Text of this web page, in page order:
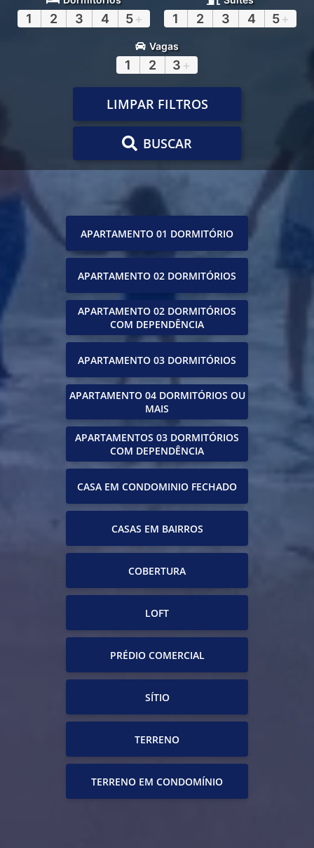
1 2 3 4 5+ 1 2 3 4 5+
Vagas
1 2 3 +
LIMPAR FILTROS
BUSCAR
APARTAMENTO 01 DORMITÓRIO
APARTAMENTO 02 DORMITÓRIOS
APARTAMENTO 02 DORMITÓRIOS
COM DEPENDÊNCIA
APARTAMENTO 03 DORMITÓRIOS
APARTAMENTO 04 DORMITÓRIOS OU
MAIS
APARTAMENTOS 03 DORMITÓRIOS
COM DEPENDÊNCIA
CASA EM CONDOMINIO FECHADO
CASAS EM BAIRROS
COBERTURA
LOFT
PRÉDIO COMERCIAL
SÍTIO
TERRENO
TERRENO EM CONDOMÍNIO